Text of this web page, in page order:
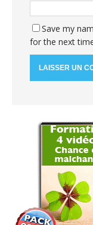
Save my
for the next